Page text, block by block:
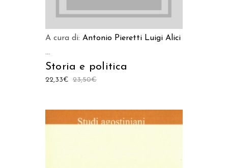
A cura di: Antonio Pieretti Luigi Alici
...
Storia e politica
23,50€
22,33€